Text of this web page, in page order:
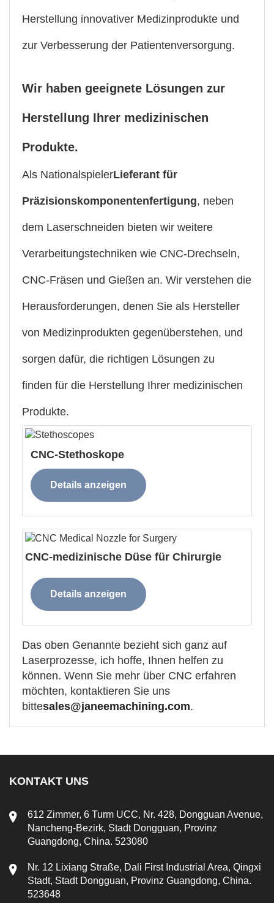
Herstellung innovativer Medizinprodukte und
zur Verbesserung der Patientenversorgung.
Wir haben geeignete Lösungen zur
Herstellung Ihrer medizinischen
Produkte.
Als NationalspielerLieferant für
Präzisionskomponentenfertigung, neben
dem Laserschneiden bieten wir weitere
Verarbeitungstechniken wie CNC-Drechseln,
CNC-Fräsen und Gießen an. Wir verstehen die
Herausforderungen, denen Sie als Hersteller
von Medizinprodukten gegenüberstehen, und
sorgen dafür, die richtigen Lösungen zu
finden für die Herstellung Ihrer medizinischen
Produkte.
CNC-Stethoskope
Details anzeigen
CNC-medizinische Düse für Chirurgie
Details anzeigen
Das oben Genannte bezieht sich ganz auf
Laserprozesse, ich hoffe, Ihnen helfen zu
können. Wenn Sie mehr über CNC erfahren
möchten, kontaktieren Sie uns
bittesales@janeemachining.com.
KONTAKT UNS
612 Zimmer, 6 Turm UCC, Nr. 428, Dongguan Avenue,
Nancheng-Bezirk, Stadt Dongguan, Provinz
Guangdong, China. 523080
Nr. 12 Lixiang Straße, Dali First Industrial Area, Qingxi
Stadt, Stadt Dongguan, Provinz Guangdong, China.
523648